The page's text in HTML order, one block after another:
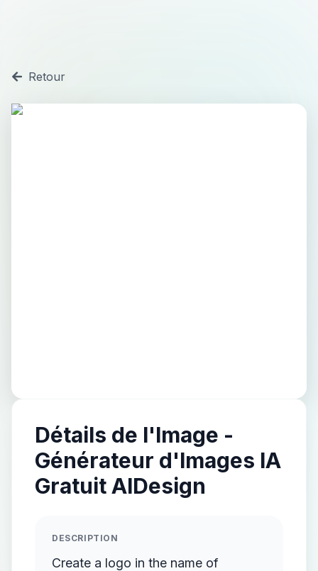
Retour
Détails de l'Image -
Générateur d'Images IA
Gratuit AIDesign
DESCRIPTION
Create a logo in the name of